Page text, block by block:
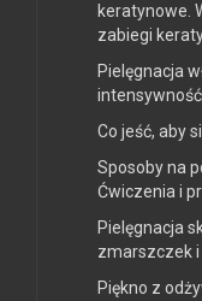
keratynowe.
zabiegi
Pielęgnacja
Co jeść, aby
Sposoby na
Ćwiczenia i
Pielęgnacja
zmarszczek
Piękno z